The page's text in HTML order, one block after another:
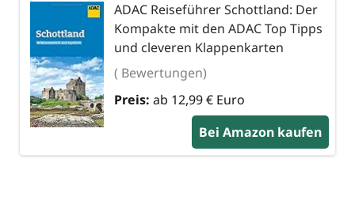
ADAC Reiseführer Schottland: Der
Kompakte mit den ADAC Top Tipps
und cleveren Klappenkarten
( Bewertungen)
Preis: ab 12,99 € Euro
Bei Amazon kaufen